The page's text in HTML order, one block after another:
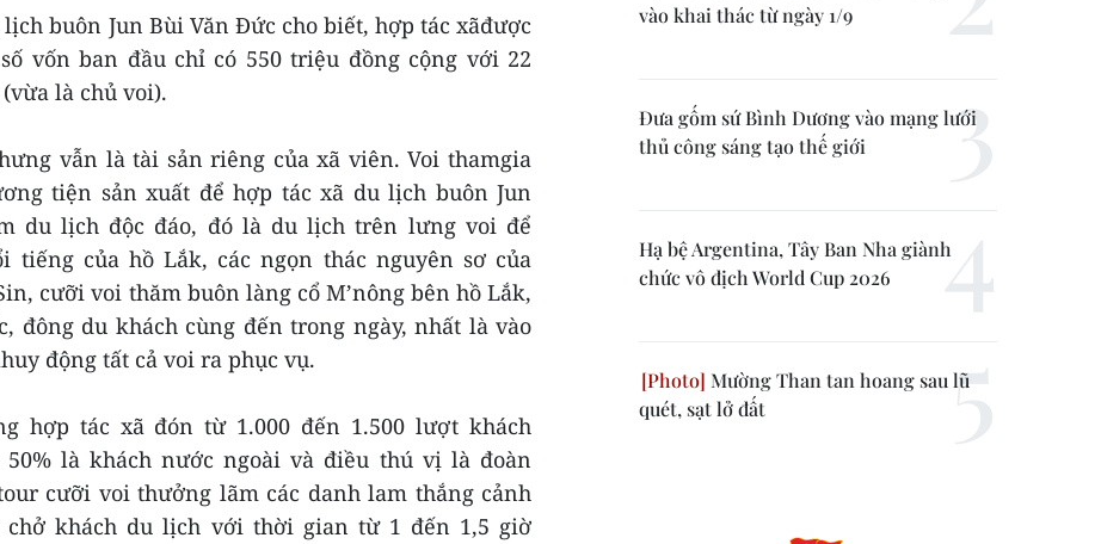
buôn Jun Bùi Văn Đức cho biết, hợp tác xãđược
vốn ban đầu chỉ có 550 triệu đồng cộng với 22
là chủ voi).
vẫn là tài sản riêng của xã viên. Voi thamgia
tiện sản xuất để hợp tác xã du lịch buôn Jun
du lịch độc đáo, đó là du lịch trên lưng voi để
tiếng của hồ Lắk, các ngọn thác nguyên sơ của
cưỡi voi thăm buôn làng cổ M’nông bên hồ Lắk,
đông du khách cùng đến trong ngày, nhất là vào
động tất cả voi ra phục vụ.
hợp tác xã đón từ 1.000 đến 1.500 lượt khách
là khách nước ngoài và điều thú vị là đoàn
cưỡi voi thưởng lãm các danh lam thắng cảnh
chở khách du lịch với thời gian từ 1 đến 1,5 giờ
vào khai thác từ ngày 1/9
Đưa gốm sứ Bình Dương vào mạng lưới
thủ công sáng tạo thế giới
Hạ bệ Argentina, Tây Ban Nha giành
chức vô địch World Cup 2026
Mường Than tan hoang sau lũ
quét, sạt lở đất